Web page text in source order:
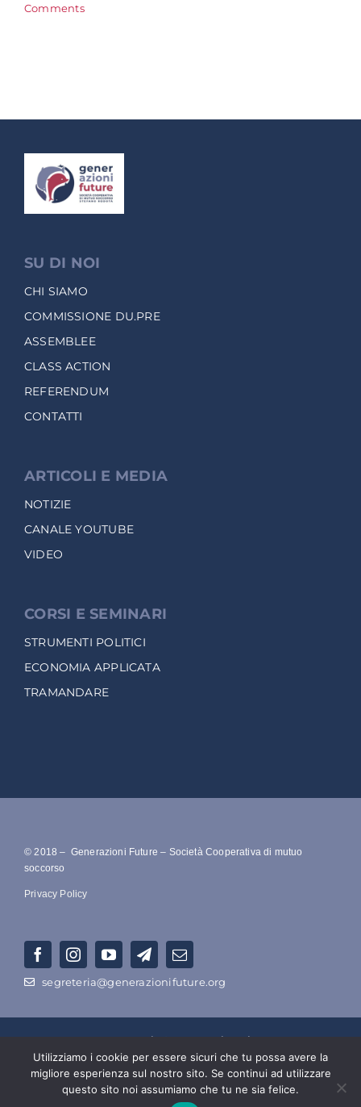
Comments
SU DI NOI
CHI SIAMO
COMMISSIONE DU.PRE
ASSEMBLEE
CLASS ACTION
REFERENDUM
CONTATTI
ARTICOLI E MEDIA
NOTIZIE
CANALE YOUTUBE
VIDEO
CORSI E SEMINARI
STRUMENTI POLITICI
ECONOMIA APPLICATA
TRAMANDARE
© 2018 – Generazioni Future – Società Cooperativa di mutuo
soccorso
Privacy Policy
segreteria@generazionifuture.org
RAGIONE SOCIALE –Società Cooperativa Di Mutuo Soccorso
Ecologico a Azionariato Popolare Intergenerazionale
Numero di P.IVA e C.F. : 15149541003 – Ufficio del Registro
delle Imprese di Roma: n. iscrizione 15149541003
Utilizziamo i cookie per essere sicuri che tu possa avere la
migliore esperienza sul nostro sito. Se continui ad utilizzare
questo sito noi assumiamo che tu ne sia felice.